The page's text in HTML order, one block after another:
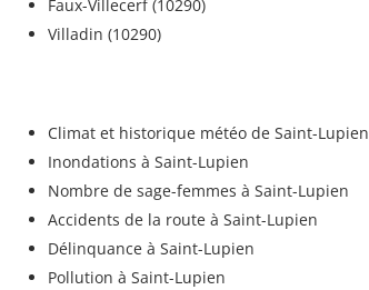
Faux-Villecerf (10290)
Villadin (10290)
Climat et historique météo de Saint-Lupien
Inondations à Saint-Lupien
Nombre de sage-femmes à Saint-Lupien
Accidents de la route à Saint-Lupien
Délinquance à Saint-Lupien
Pollution à Saint-Lupien